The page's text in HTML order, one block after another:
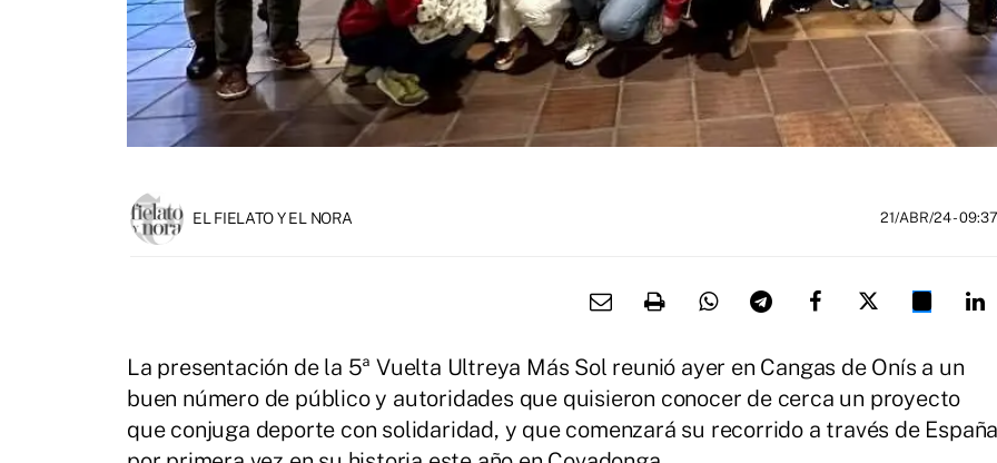
EL FIELATO Y EL NORA 21/ABR/24- 09:37
La presentación de la 5ª Vuelta Ultreya Más Sol reunió ayer en Cangas de Onís a un
buen número de público y autoridades que quisieron conocer de cerca un proyecto
que conjuga deporte con solidaridad, y que comenzará su recorrido a través de